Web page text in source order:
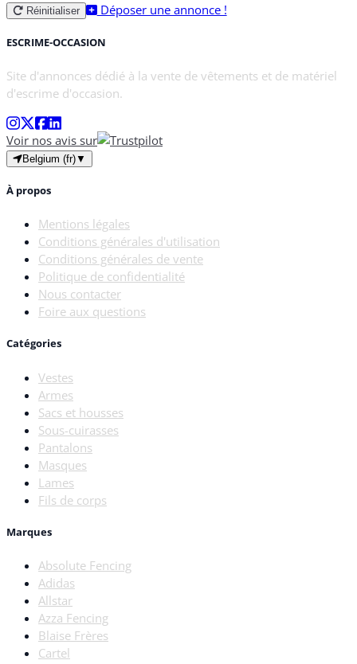
Réinitialiser Déposer une annonce !
ESCRIME-OCCASION
Site d'annonces dédié à la vente de vêtements et de matériel
d'escrime d'occasion.
Voir nos avis sur
Belgium (fr)▼
À propos
Mentions légales
Conditions générales d'utilisation
Conditions générales de vente
Politique de confidentialité
Nous contacter
Foire aux questions
Catégories
Vestes
Armes
Sacs et housses
Sous-cuirasses
Pantalons
Masques
Lames
Fils de corps
Marques
Absolute Fencing
Adidas
Allstar
Azza Fencing
Blaise Frères
Cartel